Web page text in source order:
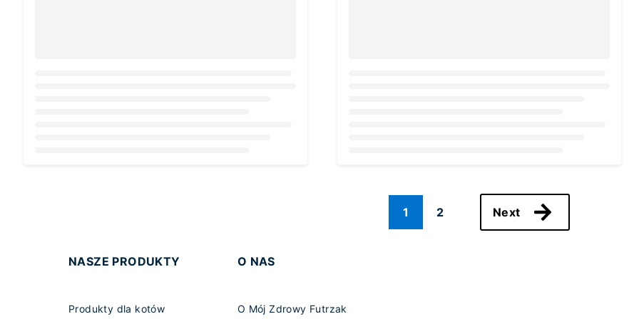
1 2 Next
NASZE PRODUKTY
Produkty dla kotów
O NAS
O Mój Zdrowy Futrzak